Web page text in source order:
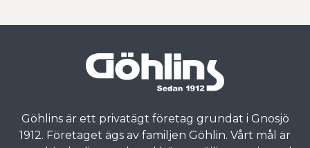
Göhlins är ett privatägt företag grundat i Gnosjö
1912. Företaget ägs av familjen Göhlin. Vårt mål är